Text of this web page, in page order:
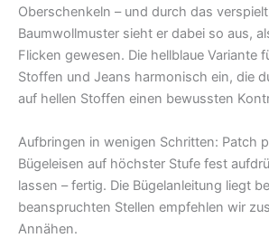
Oberschenkeln – und durch das
Baumwollmuster sieht er dabei so aus,
Flicken gewesen. Die hellblaue Variante
Stoffen und Jeans harmonisch ein, die
auf hellen Stoffen einen bewussten
Aufbringen in wenigen Schritten: Patch
Bügeleisen auf höchster Stufe fest
lassen – fertig. Die Bügelanleitung liegt
beanspruchten Stellen empfehlen wir
Annähen.